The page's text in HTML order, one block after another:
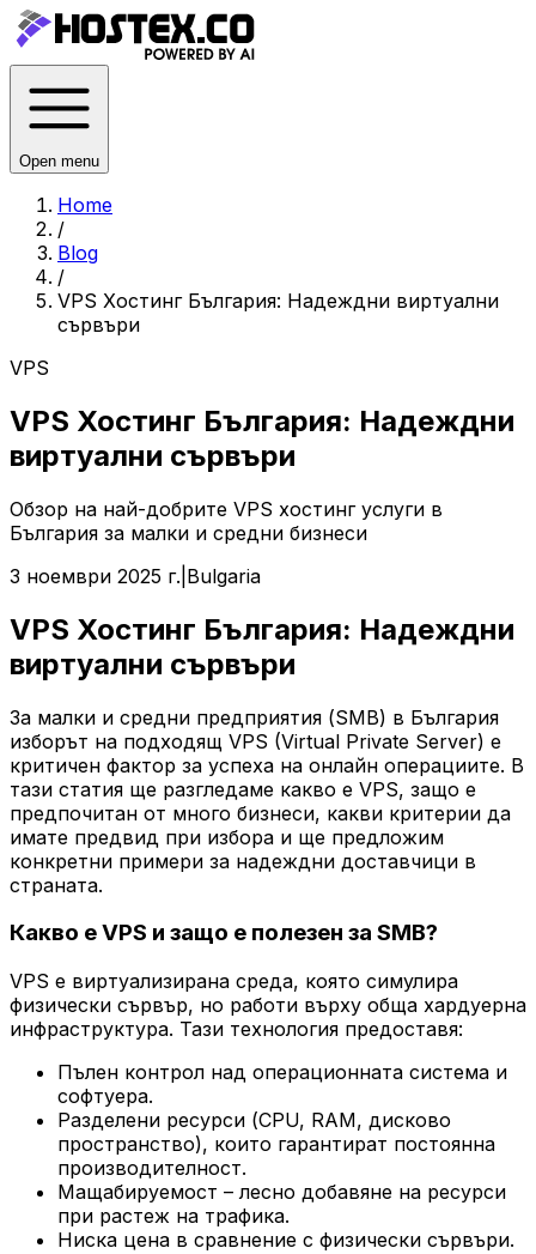
Open menu
Home
/
Blog
/
VPS Хостинг България: Надеждни виртуални
сървъри
VPS
VPS Хостинг България: Надеждни
виртуални сървъри
Обзор на най-добрите VPS хостинг услуги в
България за малки и средни бизнеси
3 ноември 2025 г. Bulgaria
VPS Хостинг България: Надеждни
виртуални сървъри
За малки и средни предприятия (SMB) в България
изборът на подходящ VPS (Virtual Private Server) е
критичен фактор за успеха на онлайн операциите. В
тази статия ще разгледаме какво е VPS, защо е
предпочитан от много бизнеси, какви критерии да
имате предвид при избора и ще предложим
конкретни примери за надеждни доставчици в
страната.
Какво е VPS и защо е полезен за SMB?
VPS е виртуализирана среда, която симулира
физически сървър, но работи върху обща хардуерна
инфраструктура. Тази технология предоставя:
Пълен контрол над операционната система и
софтуера.
Разделени ресурси (CPU, RAM, дисково
пространство), които гарантират постоянна
производителност.
Мащабируемост – лесно добавяне на ресурси
при растеж на трафика.
Ниска цена в сравнение с физически сървъри.